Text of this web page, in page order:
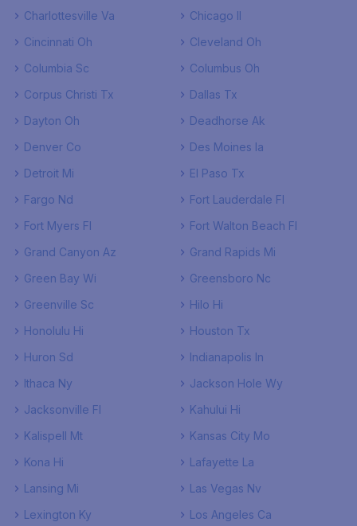
Charlottesville Va
Chicago Il
Cincinnati Oh
Cleveland Oh
Columbia Sc
Columbus Oh
Corpus Christi Tx
Dallas Tx
Dayton Oh
Deadhorse Ak
Denver Co
Des Moines Ia
Detroit Mi
El Paso Tx
Fargo Nd
Fort Lauderdale Fl
Fort Myers Fl
Fort Walton Beach Fl
Grand Canyon Az
Grand Rapids Mi
Green Bay Wi
Greensboro Nc
Greenville Sc
Hilo Hi
Honolulu Hi
Houston Tx
Huron Sd
Indianapolis In
Ithaca Ny
Jackson Hole Wy
Jacksonville Fl
Kahului Hi
Kalispell Mt
Kansas City Mo
Kona Hi
Lafayette La
Lansing Mi
Las Vegas Nv
Lexington Ky
Los Angeles Ca